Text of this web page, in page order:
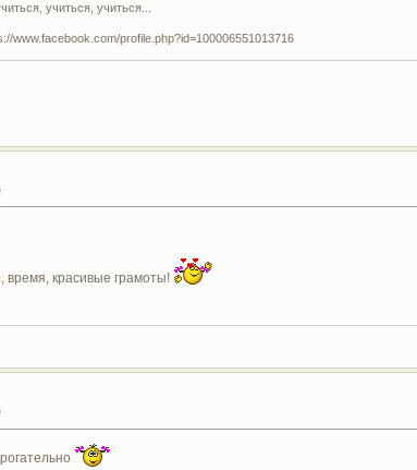
учиться, учиться...
profile.php?id=100006551013716
время, красивые грамоты!